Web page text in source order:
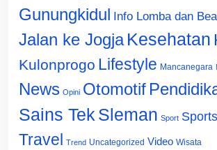
Gunungkidul Info Lomba dan
Jalan ke Jogja Kesehatan
Kulonprogo Lifestyle Mancanegara
News Opini Otomotif
Sains Tek Sleman Sport Sports
Travel Trend Uncategorized Video Wisata